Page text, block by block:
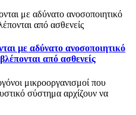
με αδύνατο ανοσοποιητικό
από ασθενείς
μικροοργανισμοί που
σύστημα αρχίζουν να